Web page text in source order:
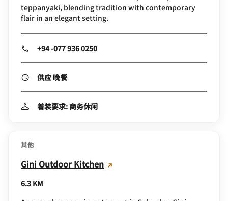
teppanyaki, blending tradition with contemporary
flair in an elegant setting.
+94 -077 936 0250
供应 晚餐
着装要求: 商务休闲
其他
Gini Outdoor Kitchen
6.3 KM